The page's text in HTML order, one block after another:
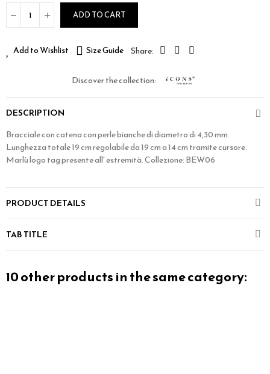
ADD TO CART
Add to Wishlist Size Guide
Discover the collection:
DESCRIPTION
Bracciale con catena con perle bianche di diametro di 4,30 mm.
Lunghezza totale 19 cm regolabile da 19 cm a 14 cm tramite cursore.
Marlù logo tag presente all' estremità. Collezione: BEW06
PRODUCT DETAILS
TAB TITLE
10 other products in the same category: